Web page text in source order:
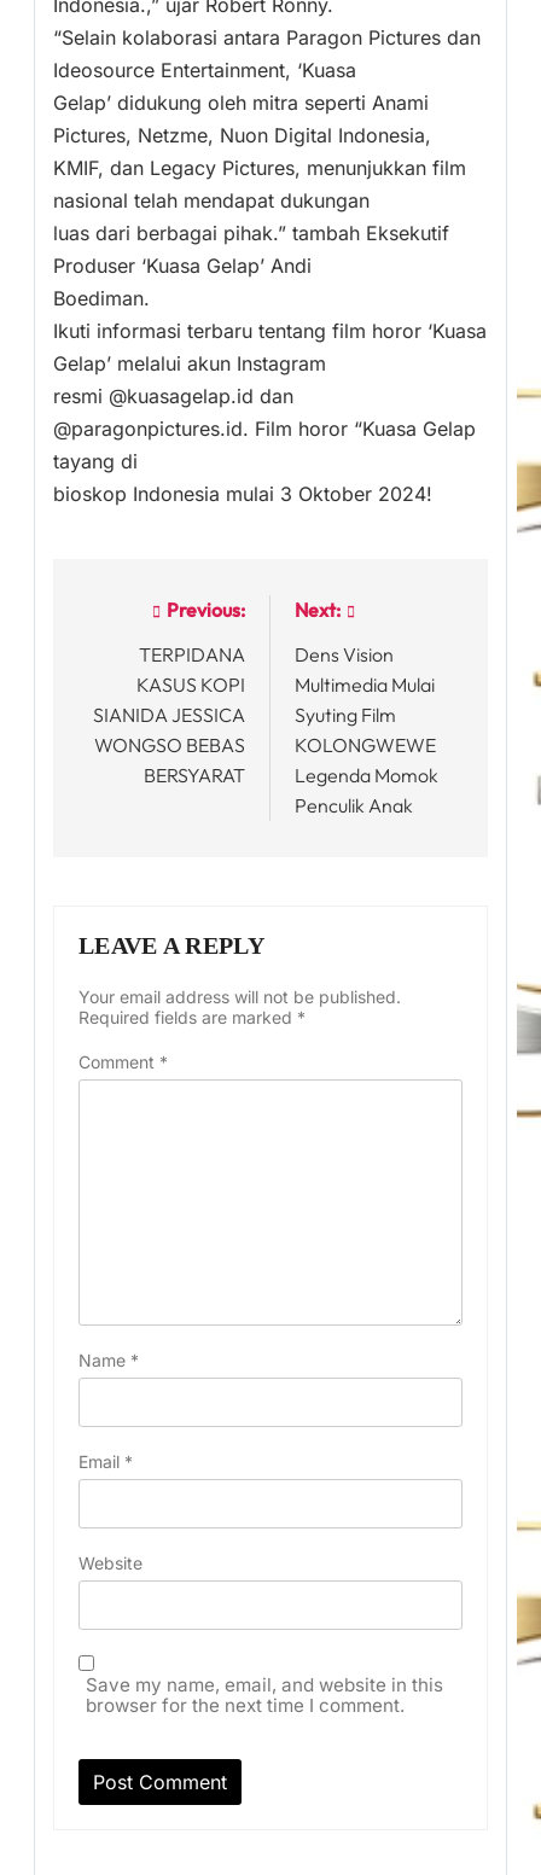
Indonesia.,” ujar Robert Ronny.
“Selain kolaborasi antara Paragon Pictures dan
Ideosource Entertainment, ‘Kuasa
Gelap’ didukung oleh mitra seperti Anami
Pictures, Netzme, Nuon Digital Indonesia,
KMIF, dan Legacy Pictures, menunjukkan film
nasional telah mendapat dukungan
luas dari berbagai pihak.” tambah Eksekutif
Produser ‘Kuasa Gelap’ Andi
Boediman.
Ikuti informasi terbaru tentang film horor ‘Kuasa
Gelap’ melalui akun Instagram
resmi @kuasagelap.id dan
@paragonpictures.id. Film horor “Kuasa Gelap
tayang di
bioskop Indonesia mulai 3 Oktober 2024!
navigation
Previous:
TERPIDANA
KASUS KOPI
SIANIDA JESSICA
WONGSO BEBAS
BERSYARAT
Next:
Dens Vision
Multimedia Mulai
Syuting Film
KOLONGWEWE
Legenda Momok
Penculik Anak
LEAVE A REPLY
Your email address will not be published.
Required fields are marked *
Comment *
Name *
Email *
Website
Save my name, email, and website in this
browser for the next time I comment.